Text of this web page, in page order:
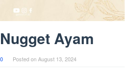
Ayam
Posted onAugust 13, 2024